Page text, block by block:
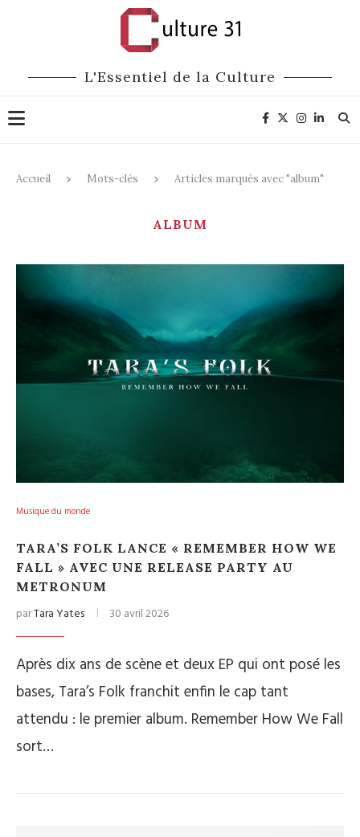
L'Essentiel de la Culture
Accueil Mots-clés Articles marqués avec "album"
ALBUM
Musique du monde
TARA’S FOLK LANCE « REMEMBER HOW WE
FALL » AVEC UNE RELEASE PARTY AU
METRONUM
parTara Yates 30 avril 2026
Après dix ans de scène et deux EP qui ont posé les
bases, Tara’s Folk franchit enfin le cap tant
attendu : le premier album. Remember How We Fall
sort…